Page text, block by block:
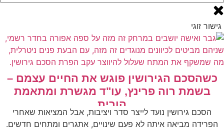
גישור זוגי
כשהסכם הגירושין פוגש את החיים עצמם –
בשמת רוה פרינץ, עו"ד מגשרת ומתאמת
הורית
הסכם גירושין נועד לייצר סדר ויציבות, אבל המציאות שאחרי
הפרידה מביאה איתה לא פעם שינויים, אתגרים ומתחים חדשים.